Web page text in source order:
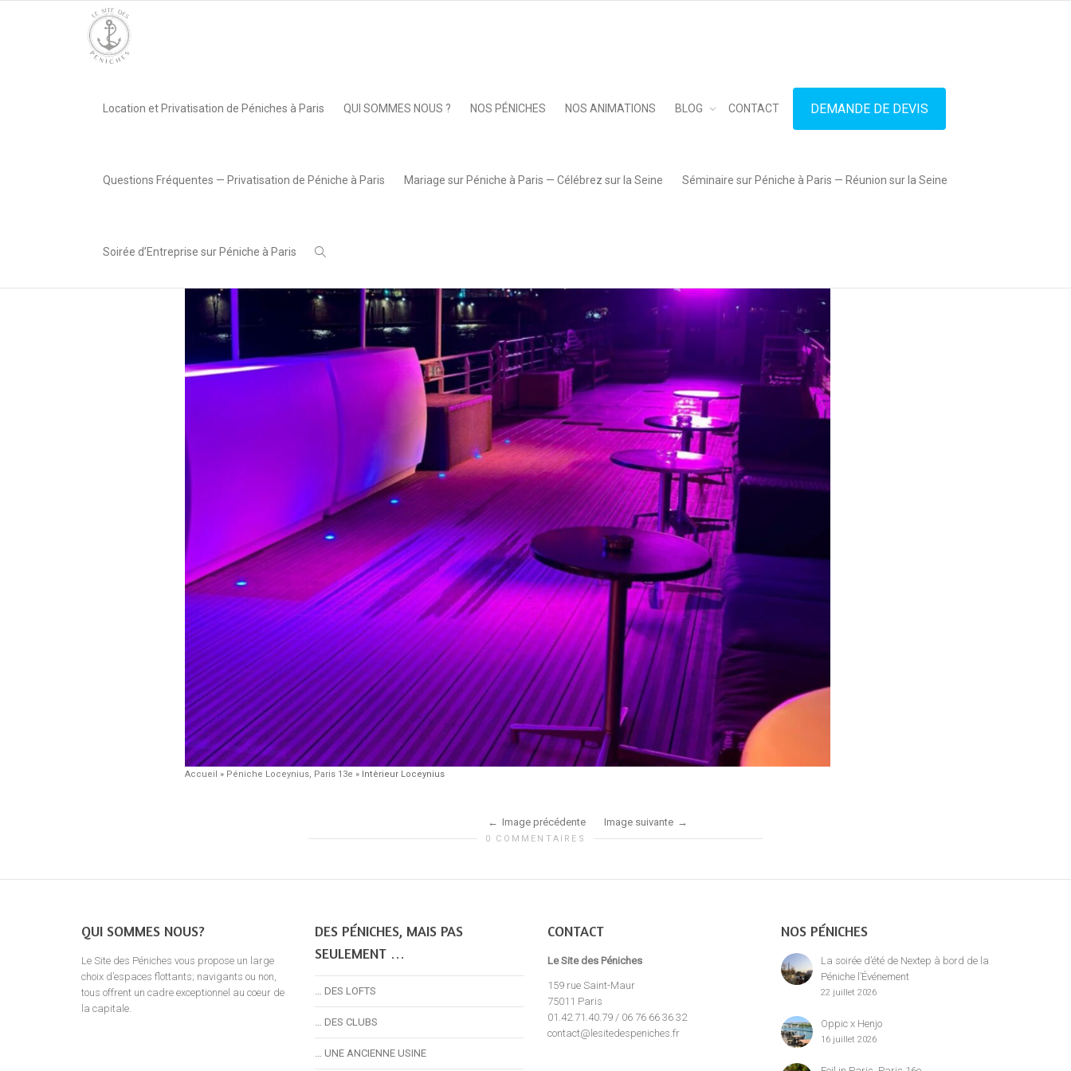
Location et Privatisation de Péniches à Paris QUI SOMMES NOUS ? NOS PÉNICHES NOS ANIMATIONS BLOG CONTACT DEMANDE DE DEVIS
Questions Fréquentes — Privatisation de Péniche à Paris Mariage sur Péniche à Paris — Célébrez sur la Seine Séminaire sur Péniche à Paris — Réunion sur la Seine
Soirée d’Entreprise sur Péniche à Paris
2025
Accueil » Péniche Loceynius, Paris 13e » Intèrieur Loceynius
Image précédente Image suivante
0 COMMENTAIRES
QUI SOMMES NOUS?
Le Site des Péniches vous propose un large
choix d’espaces flottants; navigants ou non,
tous offrent un cadre exceptionnel au coeur de
la capitale.
DES PÉNICHES, MAIS PAS
SEULEMENT …
… DES LOFTS
… DES CLUBS
… UNE ANCIENNE USINE
CONTACT
Le Site des Péniches
159 rue Saint-Maur
75011 Paris
01.42.71.40.79 / 06 76 66 36 32
contact@lesitedespeniches.fr
NOS PÉNICHES
La soirée d’été de Nextep à bord de la
Péniche l’Événement
22 juillet 2026
Oppic x Henjo
16 juillet 2026